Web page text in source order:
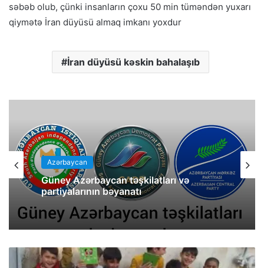
səbəb olub, çünki insanların çoxu 50 min tüməndən yuxarı
qiymətə İran düyüsü almaq imkanı yoxdur
İran düyüsü kəskin bahalaşıb
Azərbaycan
Güney Azərbaycan təşkilatları və
partiyalarının bəyanatı